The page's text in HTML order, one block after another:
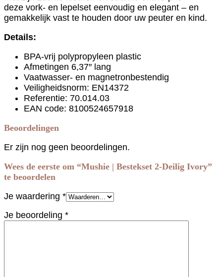
deze vork- en lepelset eenvoudig en elegant – en
gemakkelijk vast te houden door uw peuter en kind.
Details:
BPA-vrij polypropyleen plastic
Afmetingen 6,37″ lang
Vaatwasser- en magnetronbestendig
Veiligheidsnorm: EN14372
Referentie: 70.014.03
EAN code: 8100524657918
Beoordelingen
Er zijn nog geen beoordelingen.
Wees de eerste om “Mushie | Bestekset 2-Deilig Ivory”
te beoordelen
Je waardering *
Je beoordeling *